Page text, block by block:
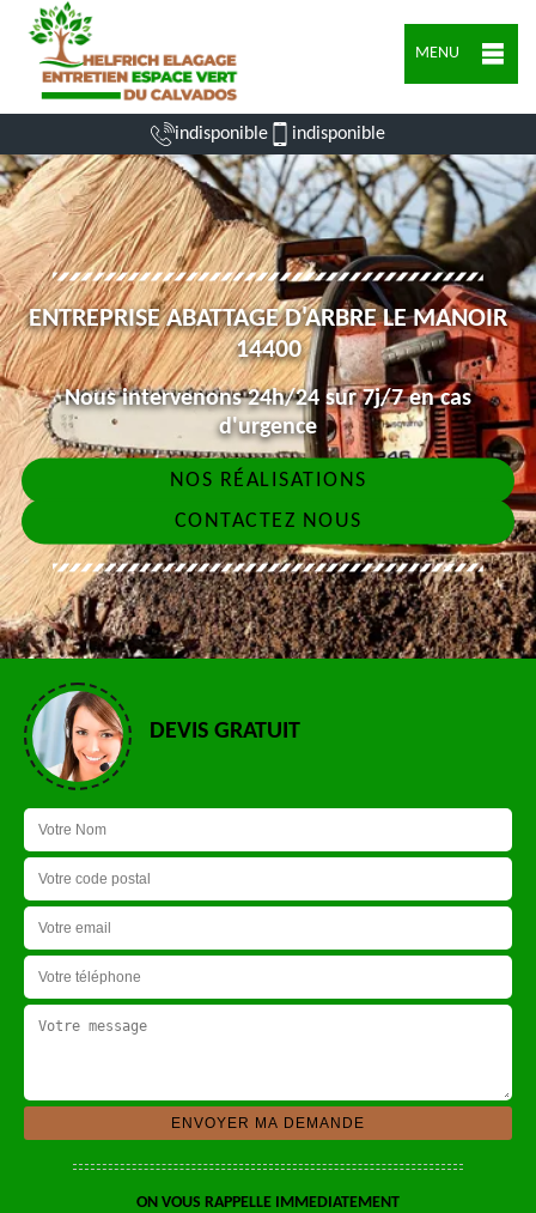
MENU
indisponible indisponible
ENTREPRISE ABATTAGE D'ARBRE LE MANOIR
14400
Nous intervenons 24h/24 sur 7j/7 en cas
d'urgence
NOS RÉALISATIONS
CONTACTEZ NOUS
DEVIS GRATUIT
ON VOUS RAPPELLE IMMEDIATEMENT